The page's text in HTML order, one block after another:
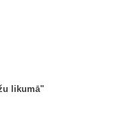
likumā"